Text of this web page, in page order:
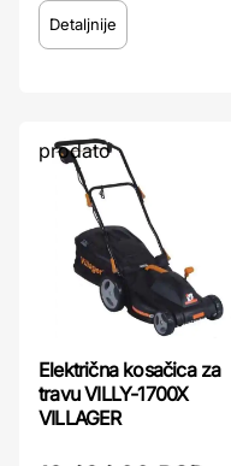
Detaljnije
prodato
Električna kosačica za
travu VILLY-1700X
VILLAGER